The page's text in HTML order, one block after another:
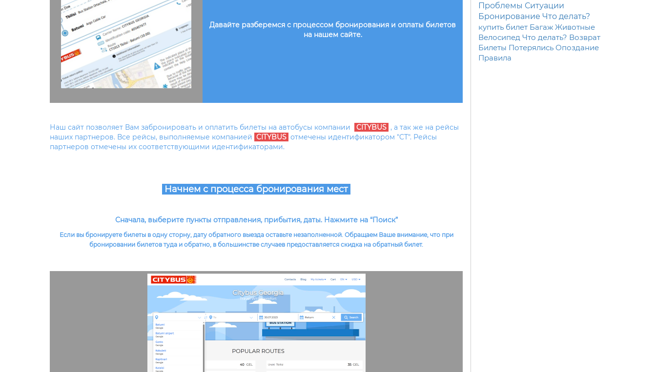
Давайте разберемся с процессом бронирования и оплаты билетов
на нашем сайте.
Наш сайт позволяет Вам забронировать и оплатить билеты на автобусы компании CITYBUS , а так же на рейсы
наших партнеров. Все рейсы, выполняемые компанией CITYBUS отмечены идентификатором "CT". Рейсы
партнеров отмечены их соответствующими идентификаторами.
Начнем с процесса бронирования мест
Сначала, выберите пункты отправления, прибытия, даты. Нажмите на “Поиск”
Если вы бронируете билеты в одну сторну, дату обратного выезда оставьте незаполненной. Обращаем Ваше внимание, что при
бронировании билетов туда и обратно, в большинстве случаев предоставляется скидка на обратный билет.
Проблемы Ситуации
Бронирование Что делать?
купить билет Багаж Животные
Велосипед Что делать? Возврат
Билеты Потерялись Опоздание
Правила